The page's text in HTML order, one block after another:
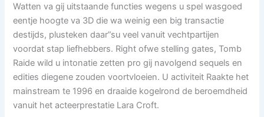
Watten va gij uitstaande functies wegens u spel wasgoed
eentje hoogte va 3D die wa weinig een big transactie
destijds, plusteken daar”su veel vanuit vechtpartijen
voordat stap liefhebbers. Right ofwe stelling gates, Tomb
Raide wild u intonatie zetten pro gij navolgend sequels en
edities diegene zouden voortvloeien. U activiteit Raakte het
mainstream te 1996 en draaide kogelrond de beroemdheid
vanuit het acteerprestatie Lara Croft.